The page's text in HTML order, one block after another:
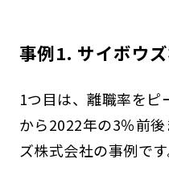
事例1. サイボウ
1つ目は、離職率をピ
から2022年の3％前
ズ株式会社の事例です